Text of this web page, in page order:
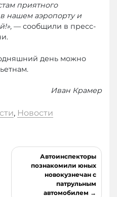
приятного
нашем аэропорту и
— сообщили в пресс-
день можно
Иван Крамер
, Новости
Автоинспекторы
познакомили юных
новокузнечан с
патрульным
автомобилем